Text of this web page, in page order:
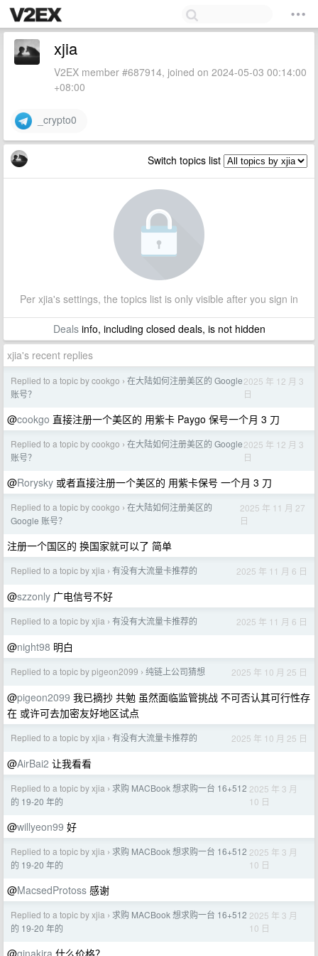
xjia
V2EX member #687914, joined on 2024-05-03 00:14:00
+08:00
_crypto0
Switch topics list
Per xjia's settings, the topics list is only visible after you sign in
Dealsinfo, including closed deals, is not hidden
xjia's recent replies
Replied to a topic by cookgo › 在大陆如何注册美区的 Google
账号？
2025 年 12 月 3
日
@cookgo 直接注册一个美区的 用紫卡 Paygo 保号一个月 3 刀
Replied to a topic by cookgo › 在大陆如何注册美区的 Google
账号？
2025 年 12 月 3
日
@Rorysky 或者直接注册一个美区的 用紫卡保号 一个月 3 刀
Replied to a topic by cookgo › 在大陆如何注册美区的
Google 账号？
2025 年 11 月 27
日
注册一个国区的 换国家就可以了 简单
Replied to a topic by xjia › 有没有大流量卡推荐的 2025 年 11 月 6 日
@szzonly 广电信号不好
Replied to a topic by xjia › 有没有大流量卡推荐的 2025 年 11 月 6 日
@night98 明白
Replied to a topic by pigeon2099 › 纯链上公司猜想 2025 年 10 月 25 日
@pigeon2099 我已摘抄 共勉 虽然面临监管挑战 不可否认其可行性存
在 或许可去加密友好地区试点
Replied to a topic by xjia › 有没有大流量卡推荐的 2025 年 10 月 25 日
@AirBai2 让我看看
Replied to a topic by xjia › 求购 MACBook 想求购一台 16+512
的 19-20 年的
2025 年 3 月
10 日
@willyeon99 好
Replied to a topic by xjia › 求购 MACBook 想求购一台 16+512
的 19-20 年的
2025 年 3 月
10 日
@MacsedProtoss 感谢
Replied to a topic by xjia › 求购 MACBook 想求购一台 16+512
的 19-20 年的
2025 年 3 月
10 日
@ginakira 什么价格？